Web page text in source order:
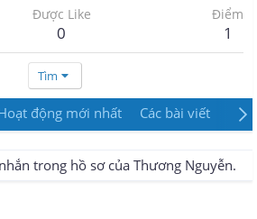
Được Like
0
Điểm
1
Tìm
động mới nhất Các bài viết
trong hồ sơ của Thương Nguyễn.